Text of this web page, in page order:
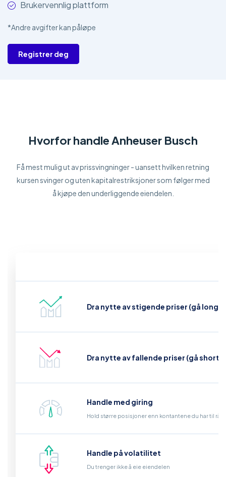
Brukervennlig plattform
*Andre avgifter kan påløpe
Registrer deg
Hvorfor handle Anheuser Busch
Få mest mulig ut av prissvingninger - uansett hvilken retning
kursen svinger og uten kapitalrestriksjoner som følger med
å kjøpe den underliggende eiendelen.
Dra nytte av stigende priser (gå long)
Dra nytte av fallende priser (gå short)
Handle med giring
Hold større posisjoner enn kontantene du har til
Handle på volatilitet
Du trenger ikke å eie eiendelen